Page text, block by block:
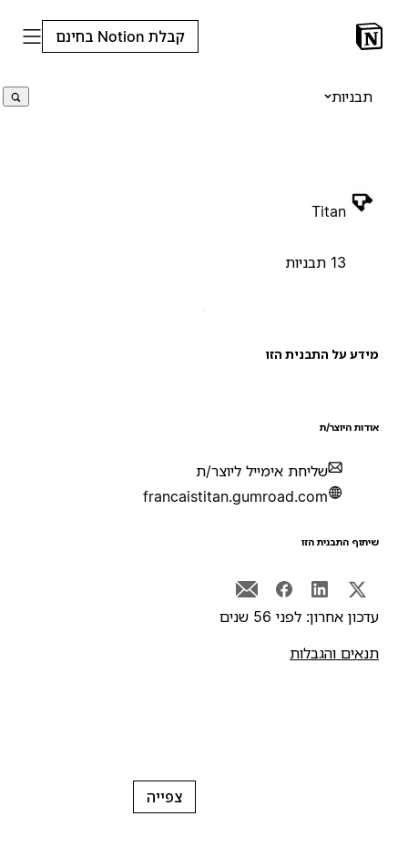
קבלת Notion בחינם
תבניות
Titan
על התבנית הזו
היוצר/ת
שליחת אימייל ליוצר/ת
francaistitan.gumroad.com
התבנית הזו
אחרון: לפני 56 שנים
והגבלות
צפייה